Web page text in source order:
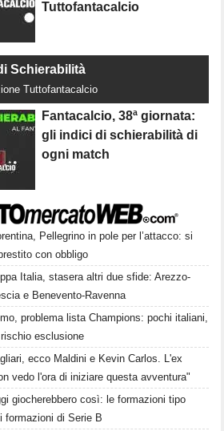
Tuttofantacalcio
Schierabilità
Tuttofantacalcio
Fantacalcio, 38ª giornata:
gli indici di schierabilità di
ogni match
Pellegrino in pole per l’attacco: si
con obbligo
Italia, stasera altri due sfide: Arezzo-
e Benevento-Ravenna
problema lista Champions: pochi italiani,
esclusione
ecco Maldini e Kevin Carlos. L'ex
vedo l'ora di iniziare questa avventura"
giocherebbero così: le formazioni tipo
formazioni di Serie B